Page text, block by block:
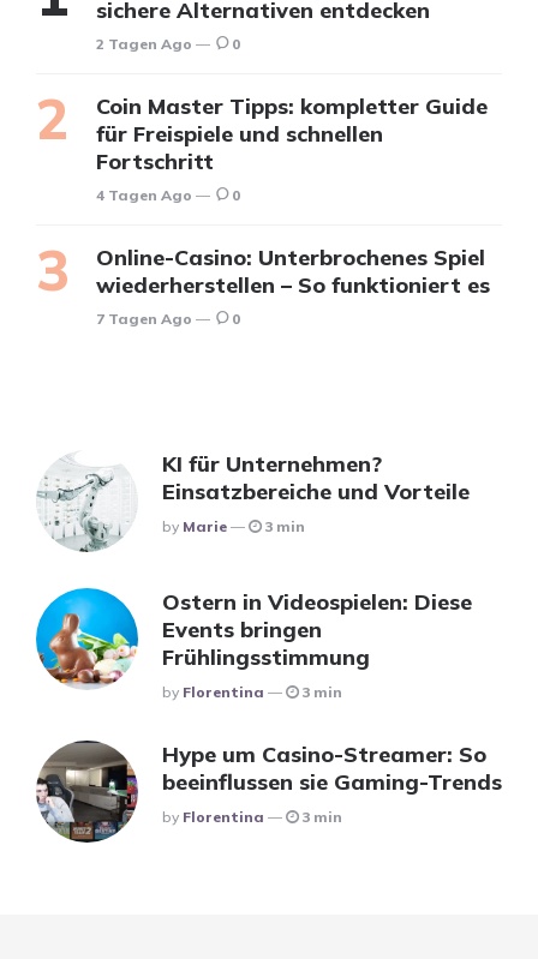
sichere Alternativen entdecken
2 Tagen Ago 0
Coin Master Tipps: kompletter Guide
für Freispiele und schnellen
Fortschritt
4 Tagen Ago 0
Online-Casino: Unterbrochenes Spiel
wiederherstellen – So funktioniert es
7 Tagen Ago 0
KI für Unternehmen?
Einsatzbereiche und Vorteile
Posted
By Marie 3 min
Ostern in Videospielen: Diese
Events bringen
Frühlingsstimmung
Posted
By Florentina 3 min
Hype um Casino-Streamer: So
beeinflussen sie Gaming-Trends
Posted
By Florentina 3 min